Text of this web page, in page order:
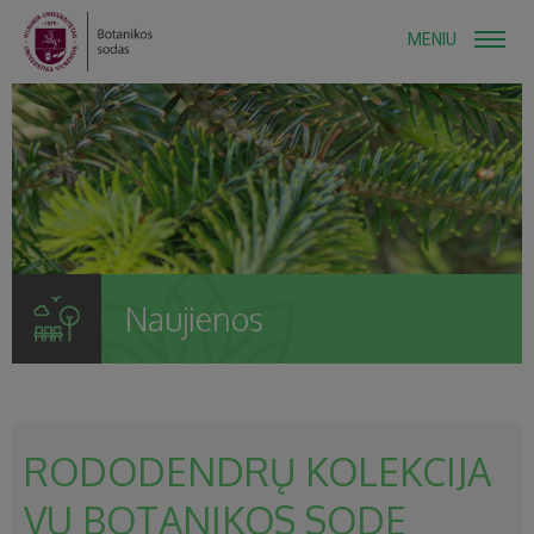
MENIU
Naujienos
RODODENDRŲ KOLEKCIJA
VU BOTANIKOS SODE